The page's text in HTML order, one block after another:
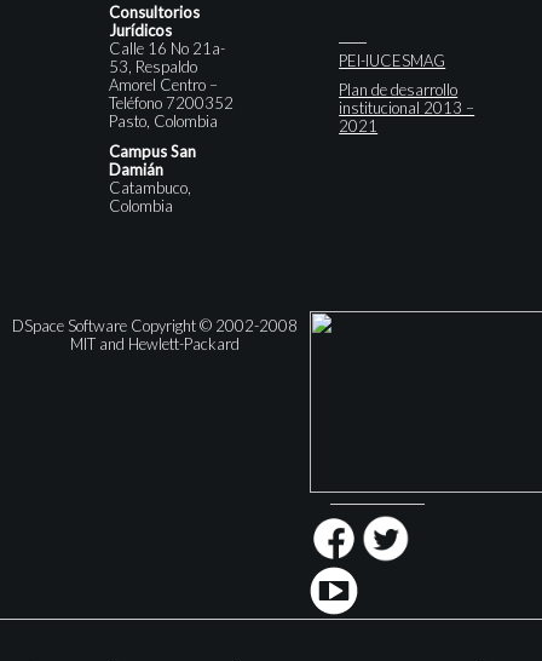
Consultorios
Jurídicos
Calle 16 No 21a-
53, Respaldo
Amorel Centro –
Teléfono 7200352
Pasto, Colombia
Campus San
Damián
Catambuco,
Colombia
PEI-IUCESMAG
Plan de desarrollo
institucional 2013 –
2021
DSpace Software Copyright © 2002-2008
MIT and Hewlett-Packard